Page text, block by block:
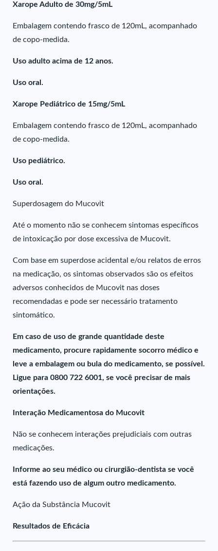
Xarope Adulto de 30mg/5mL
Embalagem contendo frasco de 120mL, acompanhado
de copo-medida.
Uso adulto acima de 12 anos.
Uso oral.
Xarope Pediátrico de 15mg/5mL
Embalagem contendo frasco de 120mL, acompanhado
de copo-medida.
Uso pediátrico.
Uso oral.
Superdosagem do Mucovit
Até o momento não se conhecem sintomas específicos
de intoxicação por dose excessiva de Mucovit.
Com base em superdose acidental e/ou relatos de erros
na medicação, os sintomas observados são os efeitos
adversos conhecidos de Mucovit nas doses
recomendadas e pode ser necessário tratamento
sintomático.
Em caso de uso de grande quantidade deste
medicamento, procure rapidamente socorro médico e
leve a embalagem ou bula do medicamento, se possível.
Ligue para 0800 722 6001, se você precisar de mais
orientações.
Interação Medicamentosa do Mucovit
Não se conhecem interações prejudiciais com outras
medicações.
Informe ao seu médico ou cirurgião-dentista se você
está fazendo uso de algum outro medicamento.
Ação da Substância Mucovit
Resultados de Eficácia